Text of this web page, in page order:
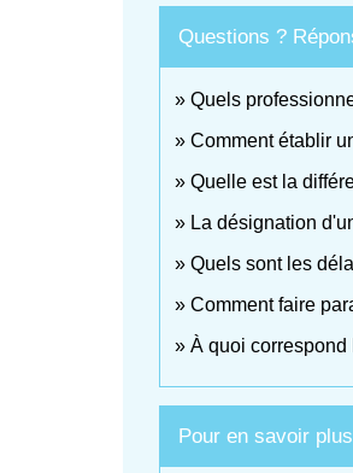
Questions ?
Quels
Comment établir
Quelle est la
La désignation
Quels sont les
Comment faire
À quoi
Pour en savoir plus